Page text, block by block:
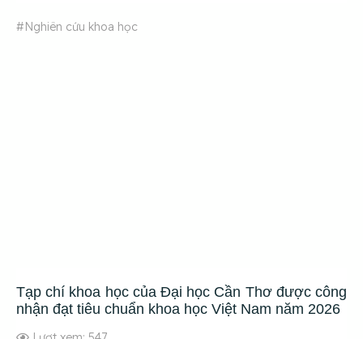
#Nghiên cứu khoa học
Tạp chí khoa học của Đại học Cần Thơ được công
nhận đạt tiêu chuẩn khoa học Việt Nam năm 2026